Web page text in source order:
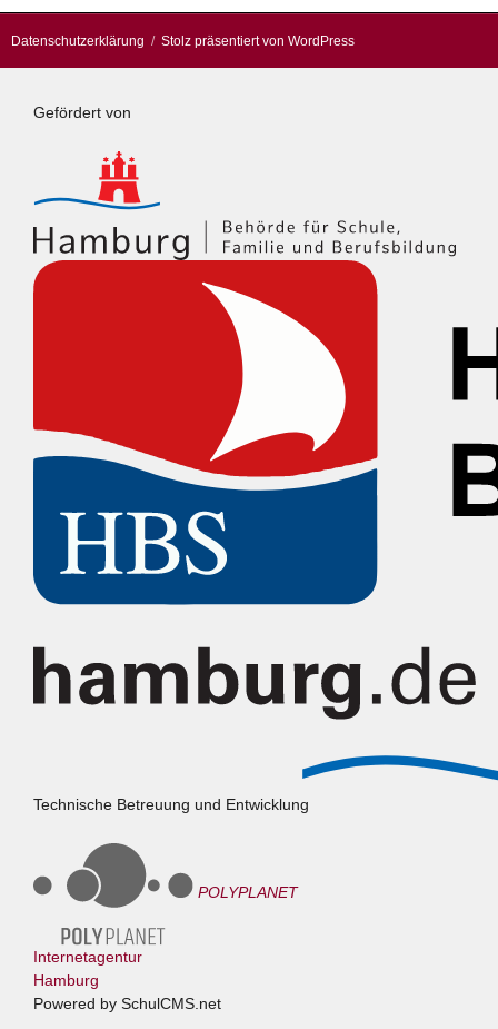
Datenschutzerklärung Stolz präsentiert von WordPress
Gefördert von
Technische Betreuung und Entwicklung
POLYPLANET
Internetagentur
Hamburg
Powered by SchulCMS.net